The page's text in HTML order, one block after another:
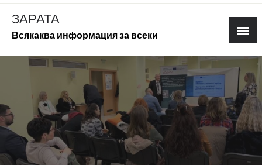
Skip
content
ЗАРАТА
Всякаква информация за всеки